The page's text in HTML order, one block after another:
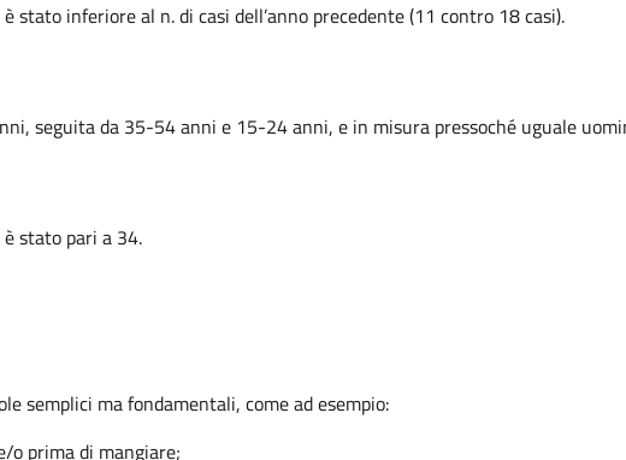
inferiore al n. di casi dell’anno precedente (11 contro 18 casi).
seguita da 35-54 anni e 15-24 anni, e in misura pressoché uguale
stato pari a 34.
semplici ma fondamentali, come ad esempio:
o prima di mangiare;